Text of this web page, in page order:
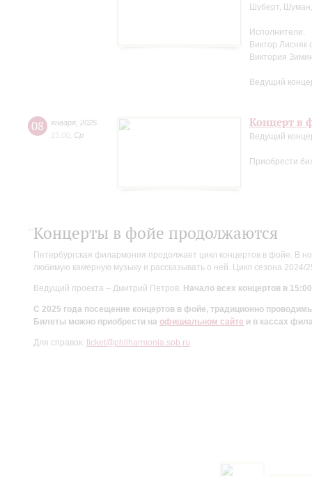
Шуберт,
Исполнители:
Виктор Лисняк
Виктория
Ведущий
08 января 2025
15:00 Ср
Концерт в
Ведущий
Приобрести
Концерты в фойе продолжаются
Петербургская филармония продолжает цикл концертов в фойе. В
любимую камерную музыку и рассказывать о ней. Цикл сезона
Ведущий проекта – Дмитрий Петров. Начало всех концертов в
С 2025 года посещение концертов в фойе, традиционно
Билеты можно приобрести на официальном сайте и в кассах
Для справок: ticket@philharmonia.spb.ru